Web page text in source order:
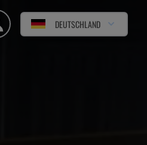
DEUTSCHLAND